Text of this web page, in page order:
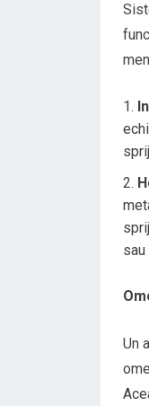
Un